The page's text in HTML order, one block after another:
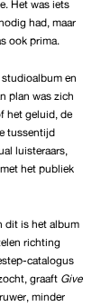
Het was iets
had, maar
ook prima.
en
plan was zich
het geluid, de
tussentijd
luisteraars,
het publiek
dit is het album
richting
catalogus
graaft Give
minder